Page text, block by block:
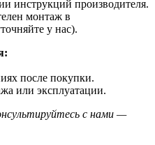
инструкций производителя.
монтаж в
у нас).
после покупки.
или эксплуатации.
с нами —